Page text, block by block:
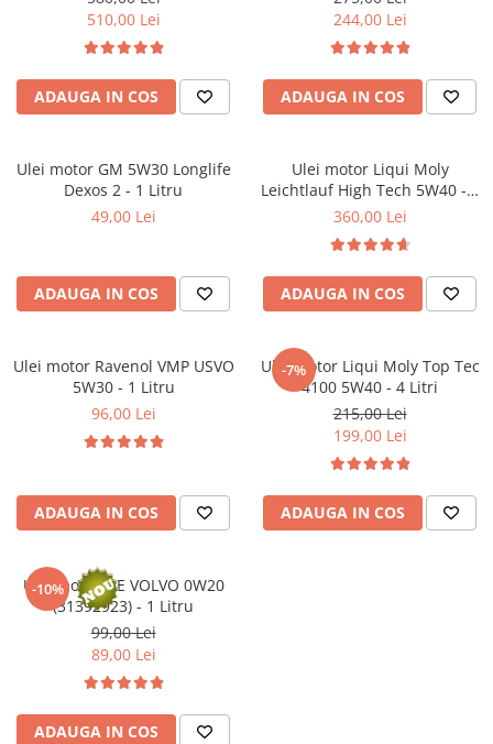
Bujii incandescente
Distributie
Kit distributie
Kit lant distributie
Pompa apa
Transmisie
Kit transmisie
Busoane/inele etansare
Directie/stabilizare
Bielete directie
Cap de bara
Caroserie
Amortizor portbagaj/hayon
Suspensie
Arcuri
Pivot suspensie
► Accesorii auto
■ Huse scaune auto
510,00 Lei
ADAUGA IN COS
244,00 Lei
ADAUGA IN COS
Ulei motor GM 5W30 Longlife
Dexos 2 - 1 Litru
49,00 Lei
ADAUGA IN COS
Ulei motor Liqui Moly
Leichtlauf High Tech 5W40 - 5
Litri
360,00 Lei
ADAUGA IN COS
Ulei motor Ravenol VMP USVO
5W30 - 1 Litru
96,00 Lei
ADAUGA IN COS
-7%
Ulei motor Liqui Moly Top Tec
4100 5W40 - 4 Litri
215,00 Lei
199,00 Lei
ADAUGA IN COS
-10%
Ulei motor OE VOLVO 0W20
(31392923) - 1 Litru
99,00 Lei
89,00 Lei
ADAUGA IN COS